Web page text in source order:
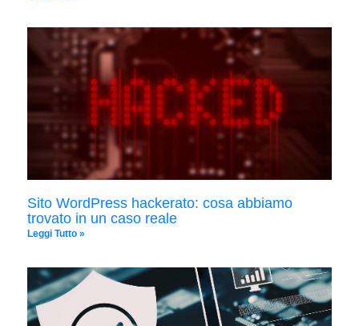
Sito WordPress hackerato: cosa abbiamo
trovato in un caso reale
Leggi Tutto »